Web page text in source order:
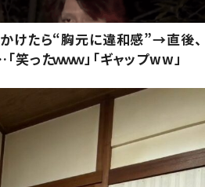
けたら“胸元に違和感”→直後、
ったｗｗｗ」「ギャップww」